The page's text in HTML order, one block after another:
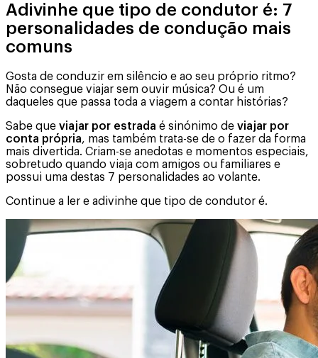
Adivinhe que tipo de condutor é: 7
personalidades de condução mais
comuns
Gosta de conduzir em silêncio e ao seu próprio ritmo?
Não consegue viajar sem ouvir música? Ou é um
daqueles que passa toda a viagem a contar histórias?
Sabe que viajar por estrada é sinónimo de viajar por
conta própria, mas também trata-se de o fazer da forma
mais divertida. Criam-se anedotas e momentos especiais,
sobretudo quando viaja com amigos ou familiares e
possui uma destas 7 personalidades ao volante.
Continue a ler e adivinhe que tipo de condutor é.